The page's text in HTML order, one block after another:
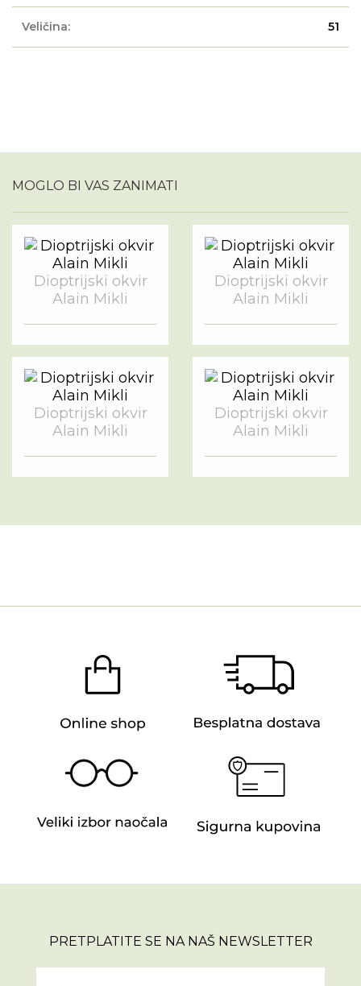
Veličina: 51
MOGLO BI VAS ZANIMATI
Dioptrijski okvir
Alain Mikli
Dioptrijski okvir
Alain Mikli
Dioptrijski okvir
Alain Mikli
Dioptrijski okvir
Alain Mikli
PRETPLATITE SE NA NAŠ NEWSLETTER